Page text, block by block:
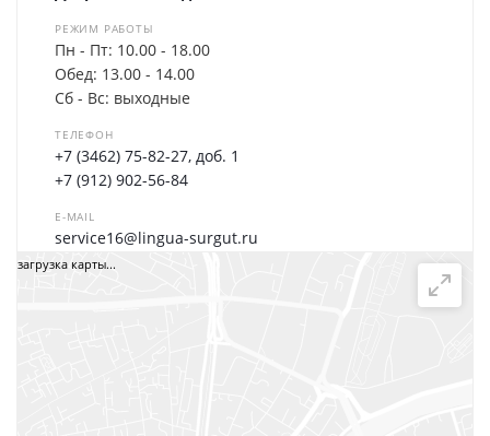
РЕЖИМ РАБОТЫ
Пн - Пт: 10.00 - 18.00
Обед: 13.00 - 14.00
Сб - Вс: выходные
ТЕЛЕФОН
+7 (3462) 75-82-27, доб. 1
+7 (912) 902-56-84
E-MAIL
service16@lingua-surgut.ru
загрузка карты...